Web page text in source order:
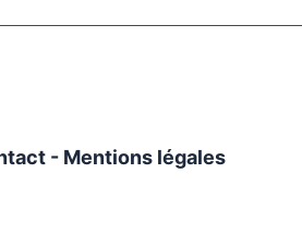
- Mentions légales